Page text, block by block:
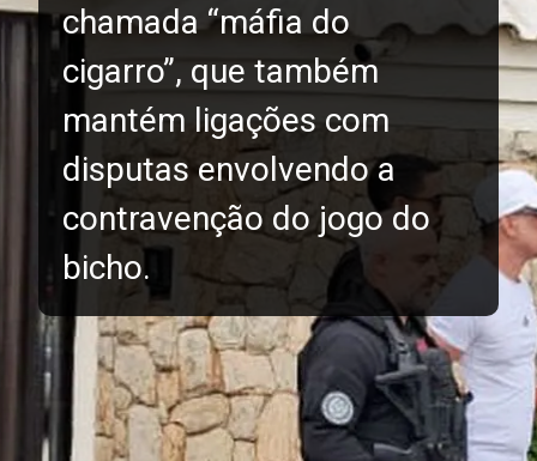
chamada “máfia do
cigarro”, que também
mantém ligações com
disputas envolvendo a
contravenção do jogo do
bicho.